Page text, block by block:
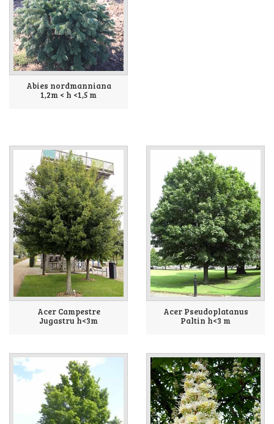
Abies nordmanniana
1,2m < h <1,5 m
Acer Campestre
Jugastru h<3m
Acer Pseudoplatanus
Paltin h<3 m